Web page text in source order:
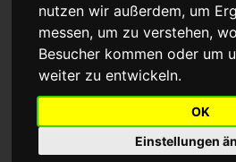
nutzen wir außerdem, um
messen, um zu verstehen,
Besucher kommen oder um
weiter zu entwickeln.
OK
Einstellungen
Unerwarteter
Vor dem Spiel rechneten wir alle mit
den Aufstiegsaspiranten aus
alles anders und zweitens als man
Nach den Doppeln führten wir mit 2:1.
es extrem spannend und siegten mit